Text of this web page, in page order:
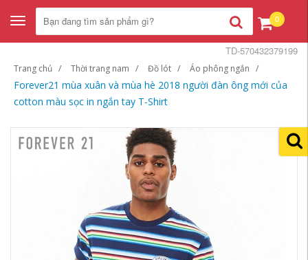
Toggle
navigation
0
Trang chủ Thời trang nam Đồ lót Áo phông ngắn
Forever21 mùa xuân và mùa hè 2018 người đàn ông mới của
cotton màu sọc in ngắn tay T-Shirt
TD-570432379199